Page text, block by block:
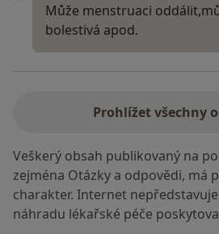
Může menstruaci
bolestivá apod.
Prohlížet všechny
Veškerý obsah publikovaný na
zejména Otázky a odpovědi, má
charakter. Internet
náhradu lékařské péče